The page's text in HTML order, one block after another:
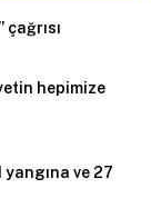
çağrısı
hepimize
ve 27